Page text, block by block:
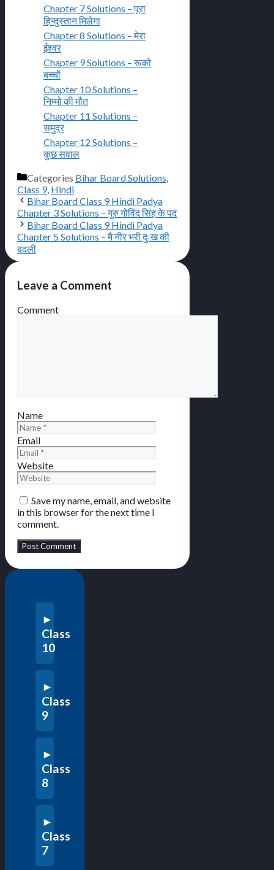
Chapter 7 Solutions – पूरा
हिन्दुस्तान मिलेगा
Chapter 8 Solutions – मेरा
ईश्वर
Chapter 9 Solutions – रूको
बच्चों
Chapter 10 Solutions –
निम्मो की मौत
Chapter 11 Solutions –
समुद्र
Chapter 12 Solutions –
कुछ सवाल
Categories Bihar Board Solutions
Class 9, Hindi
Bihar Board Class 9 Hindi Padya
Chapter 3 Solutions – गुरु गोविंद सिंह के पद
Bihar Board Class 9 Hindi Padya
Chapter 5 Solutions – मै नीर भरी दुःख की
बदली
Leave a Comment
Comment
Name
Email
Website
Save my name, email, and website
in this browser for the next time I
comment.
Class
10
Class
9
Class
8
Class
7